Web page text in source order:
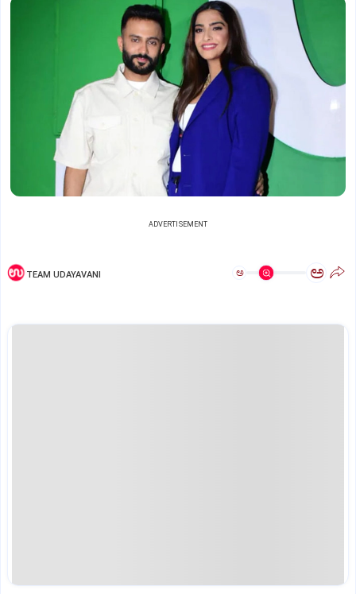
ADVERTISEMENT
TEAM UDAYAVANI ಅ ಅ